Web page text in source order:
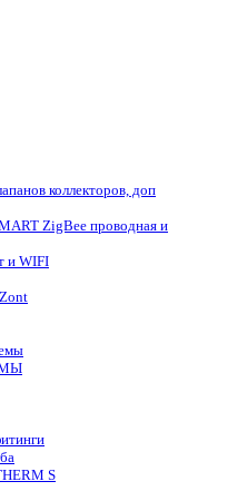
коллекторов, доп
ZigBee проводная и
и WIFI
S